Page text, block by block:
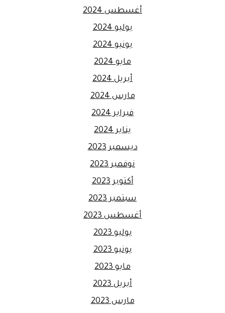
أغسطس 2024
يوليو 2024
يونيو 2024
مايو 2024
أبريل 2024
مارس 2024
فبراير 2024
يناير 2024
ديسمبر 2023
نوفمبر 2023
أكتوبر 2023
سبتمبر 2023
أغسطس 2023
يوليو 2023
يونيو 2023
مايو 2023
أبريل 2023
مارس 2023